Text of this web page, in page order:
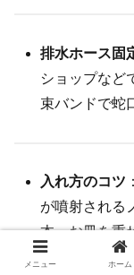
排水ホース固
ショップなど
束バンドで蛇
入れ方のコツ
が噴射される
本。お皿を重
にしましょう。
メニュー ホーム